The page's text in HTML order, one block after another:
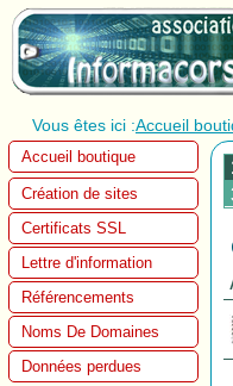
Vous êtes ici :Accueil
Accueil boutique
Création de sites
Certificats SSL
Lettre d'information
Référencements
Noms De Domaines
Données perdues